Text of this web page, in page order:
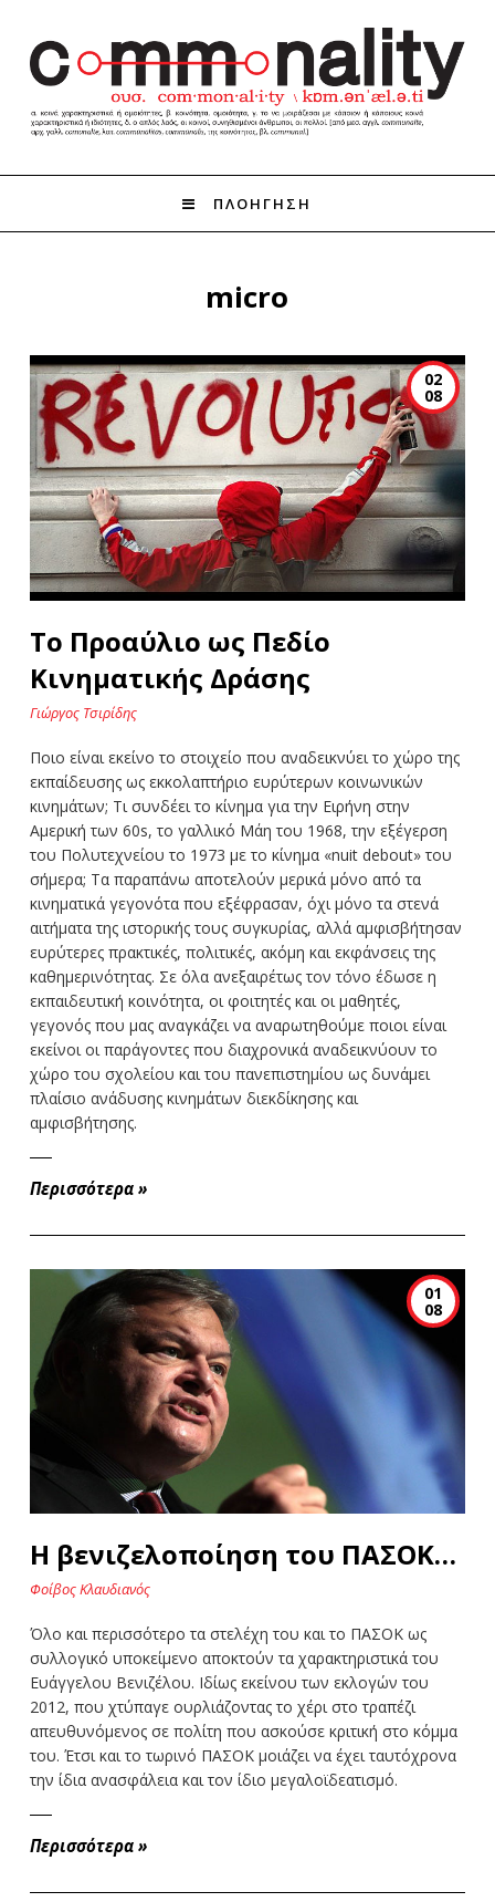
ΠΛΟΗΓΗΣΗ
micro
02
08
Το Προαύλιο ως Πεδίο
Κινηματικής Δράσης
Γιώργος Τσιρίδης
Ποιο είναι εκείνο το στοιχείο που αναδεικνύει το χώρο της
εκπαίδευσης ως εκκολαπτήριο ευρύτερων κοινωνικών
κινημάτων; Τι συνδέει το κίνημα για την Ειρήνη στην
Αμερική των 60s, το γαλλικό Μάη του 1968, την εξέγερση
του Πολυτεχνείου το 1973 με το κίνημα «nuit debout» του
σήμερα; Τα παραπάνω αποτελούν μερικά μόνο από τα
κινηματικά γεγονότα που εξέφρασαν, όχι μόνο τα στενά
αιτήματα της ιστορικής τους συγκυρίας, αλλά αμφισβήτησαν
ευρύτερες πρακτικές, πολιτικές, ακόμη και εκφάνσεις της
καθημερινότητας. Σε όλα ανεξαιρέτως τον τόνο έδωσε η
εκπαιδευτική κοινότητα, οι φοιτητές και οι μαθητές,
γεγονός που μας αναγκάζει να αναρωτηθούμε ποιοι είναι
εκείνοι οι παράγοντες που διαχρονικά αναδεικνύουν το
χώρο του σχολείου και του πανεπιστημίου ως δυνάμει
πλαίσιο ανάδυσης κινημάτων διεκδίκησης και
αμφισβήτησης.
Περισσότερα »
01
08
Η βενιζελοποίηση του ΠΑΣΟΚ…
Φοίβος Κλαυδιανός
Όλο και περισσότερο τα στελέχη του και το ΠΑΣΟΚ ως
συλλογικό υποκείμενο αποκτούν τα χαρακτηριστικά του
Ευάγγελου Βενιζέλου. Ιδίως εκείνου των εκλογών του
2012, που χτύπαγε ουρλιάζοντας το χέρι στο τραπέζι
απευθυνόμενος σε πολίτη που ασκούσε κριτική στο κόμμα
του. Έτσι και το τωρινό ΠΑΣΟΚ μοιάζει να έχει ταυτόχρονα
την ίδια ανασφάλεια και τον ίδιο μεγαλοϊδεατισμό.
Περισσότερα »